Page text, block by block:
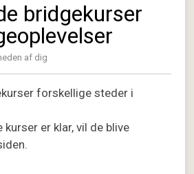
bridgekurser
af dig
forskellige steder i
er klar, vil de blive